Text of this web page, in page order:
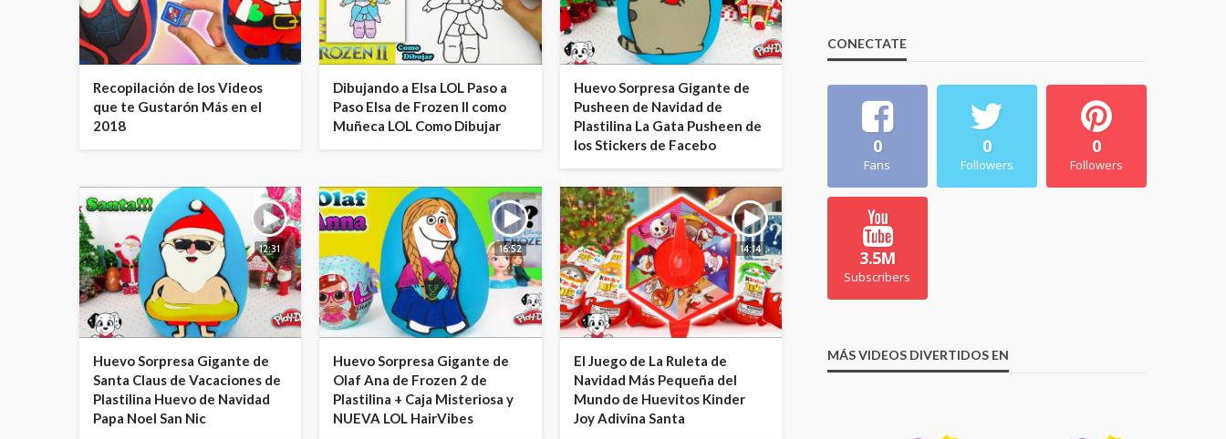
Recopilación de los Videos
que te Gustarón Más en el
2018
Dibujando a Elsa LOL Paso a
Paso Elsa de Frozen II como
Muñeca LOL Como Dibujar
Huevo Sorpresa Gigante de
Pusheen de Navidad de
Plastilina La Gata Pusheen de
los Stickers de Facebo
12:31
Huevo Sorpresa Gigante de
Santa Claus de Vacaciones de
Plastilina Huevo de Navidad
Papa Noel San Nic
16:52
Huevo Sorpresa Gigante de
Olaf Ana de Frozen 2 de
Plastilina + Caja Misteriosa y
NUEVA LOL HairVibes
14:14
El Juego de La Ruleta de
Navidad Más Pequeña del
Mundo de Huevitos Kinder
Joy Adivina Santa
CONECTATE
0
Fans
0
Followers
0
Followers
3.5M
Subscribers
MÁS VIDEOS DIVERTIDOS EN